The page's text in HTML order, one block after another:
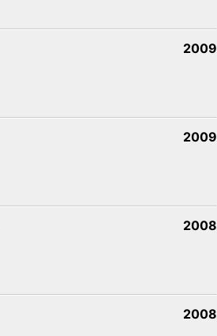
2009
2009
2008
2008